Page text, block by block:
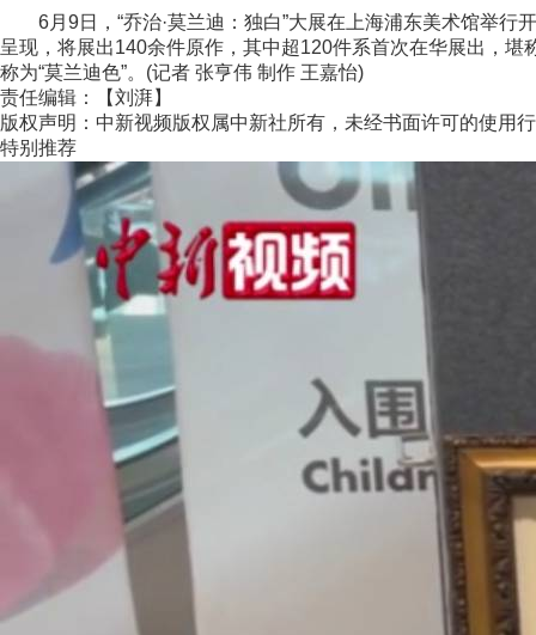
6月9日，“乔治·莫兰迪：独白”大展在上海浦东美术馆举行
呈现，将展出140余件原作，其中超120件系首次在华展出，
称为“莫兰迪色”。(记者 张亨伟 制作 王嘉怡)
责任编辑：【刘湃】
版权声明：中新视频版权属中新社所有，未经书面许可的使用
特别推荐